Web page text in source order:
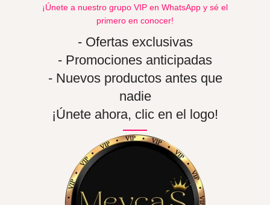
¡Únete a nuestro grupo VIP en WhatsApp y sé el
primero en conocer!
- Ofertas exclusivas
- Promociones anticipadas
- Nuevos productos antes que
nadie
¡Únete ahora, clic en el logo!